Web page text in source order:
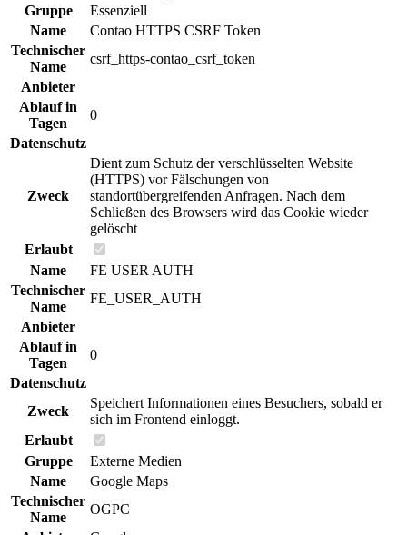
Gruppe
Essenziell
Name
Contao HTTPS CSRF Token
Technischer
Name
csrf_https-contao_csrf_token
Anbieter
Ablauf in
Tagen
0
Datenschutz
Zweck
Dient zum Schutz der verschlüsselten Website
(HTTPS) vor Fälschungen von
standortübergreifenden Anfragen. Nach dem
Schließen des Browsers wird das Cookie wieder
gelöscht
Erlaubt
Name
FE USER AUTH
Technischer
Name
FE_USER_AUTH
Anbieter
Ablauf in
Tagen
0
Datenschutz
Zweck
Speichert Informationen eines Besuchers, sobald er
sich im Frontend einloggt.
Erlaubt
Gruppe
Externe Medien
Name
Google Maps
Technischer
Name
OGPC